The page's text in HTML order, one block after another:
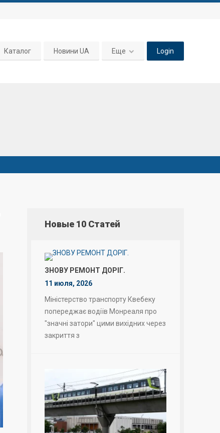
Каталог Новини UA Еще Login
Новые 10 Статей
ЗНОВУ РЕМОНТ ДОРІГ.
11 июля, 2026
Міністерство транспорту Квебеку
попереджає водіїв Монреаля про
"значні затори" цими вихідних через
закриття з